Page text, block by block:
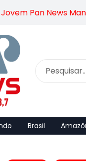
Pan News
Brasil